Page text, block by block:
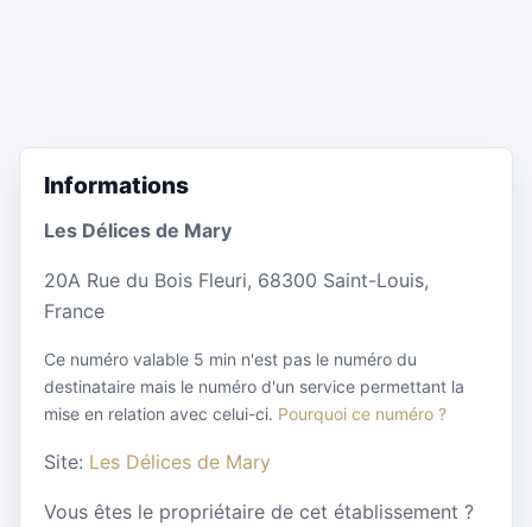
Informations
Les Délices de Mary
20A Rue du Bois Fleuri, 68300 Saint-Louis,
France
Ce numéro valable 5 min n'est pas le numéro du
destinataire mais le numéro d'un service permettant la
mise en relation avec celui-ci. Pourquoi ce numéro ?
Site: Les Délices de Mary
Vous êtes le propriétaire de cet établissement ?